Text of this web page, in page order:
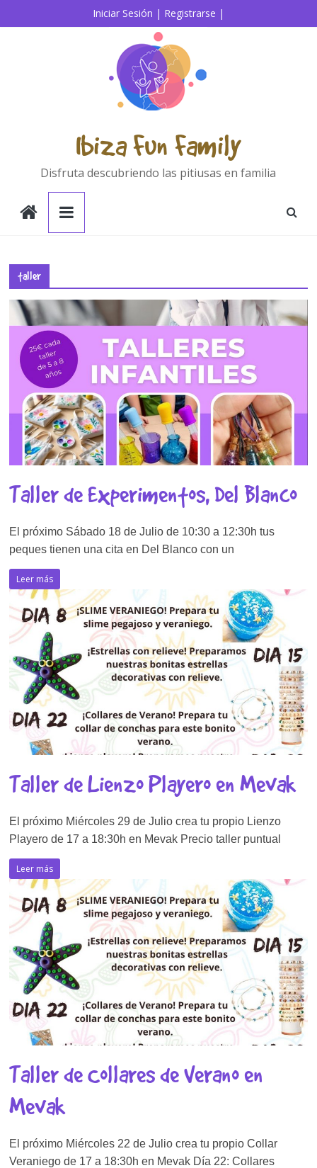
al
Iniciar Sesión | Registrarse |
Ibiza Fun Family
Disfruta descubriendo las pitiusas en familia
taller
Taller de Experimentos, Del Blanco
El próximo Sábado 18 de Julio de 10:30 a 12:30h tus
peques tienen una cita en Del Blanco con un
Leer más
Taller de Lienzo Playero en Mevak
El próximo Miércoles 29 de Julio crea tu propio Lienzo
Playero de 17 a 18:30h en Mevak Precio taller puntual
Leer más
Taller de Collares de Verano en
Mevak
El próximo Miércoles 22 de Julio crea tu propio Collar
Veraniego de 17 a 18:30h en Mevak Día 22: Collares